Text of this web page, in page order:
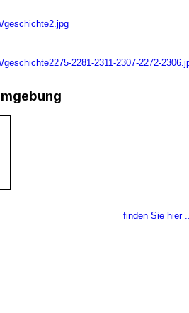
geschichte2.jpg
2281-2311-2307-2272-
finden Sie hier